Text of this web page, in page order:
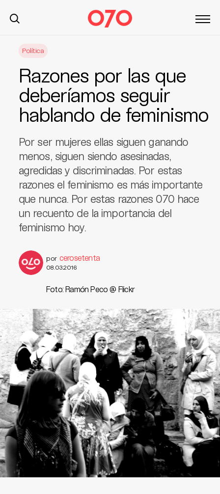
Política
Razones por las que
deberíamos seguir
hablando de feminismo
Por ser mujeres ellas siguen ganando
menos, siguen siendo asesinadas,
agredidas y discriminadas. Por estas
razones el feminismo es más importante
que nunca. Por estas razones 070 hace
un recuento de la importancia del
feminismo hoy.
por cerosetenta
08.03.2016
Foto: Ramón Peco @ Flickr